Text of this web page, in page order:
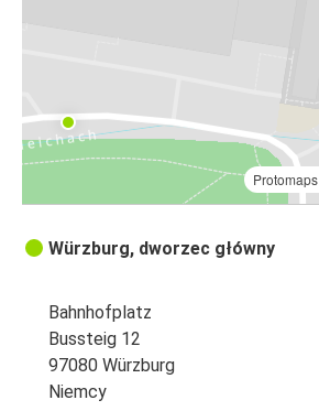
Protomaps
Würzburg, dworzec główny
Bahnhofplatz
Bussteig 12
97080 Würzburg
Niemcy